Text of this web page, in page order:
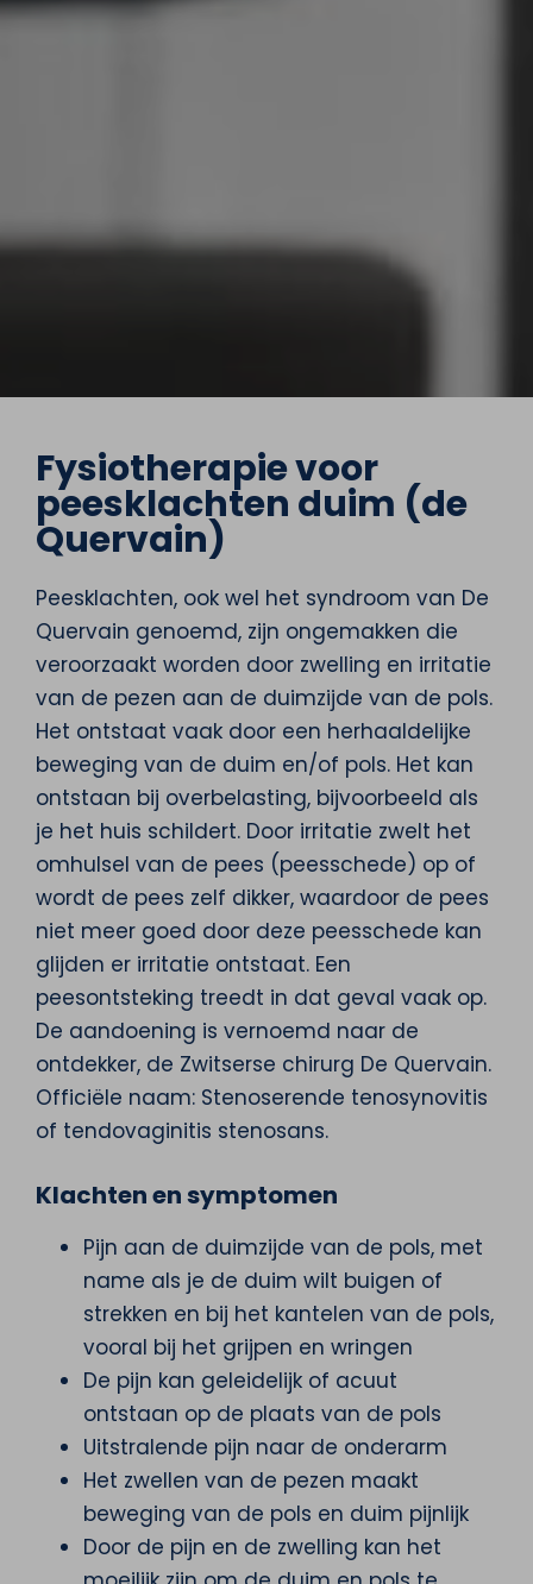
Fysiotherapie voor
peesklachten duim (de
Quervain)
Peesklachten, ook wel het syndroom van De
Quervain genoemd, zijn ongemakken die
veroorzaakt worden door zwelling en irritatie
van de pezen aan de duimzijde van de pols.
Het ontstaat vaak door een herhaaldelijke
beweging van de duim en/of pols. Het kan
ontstaan bij overbelasting, bijvoorbeeld als
je het huis schildert. Door irritatie zwelt het
omhulsel van de pees (peesschede) op of
wordt de pees zelf dikker, waardoor de pees
niet meer goed door deze peesschede kan
glijden er irritatie ontstaat. Een
peesontsteking treedt in dat geval vaak op.
De aandoening is vernoemd naar de
ontdekker, de Zwitserse chirurg De Quervain.
Officiële naam: Stenoserende tenosynovitis
of tendovaginitis stenosans.
Klachten en symptomen
Pijn aan de duimzijde van de pols, met
name als je de duim wilt buigen of
strekken en bij het kantelen van de pols,
vooral bij het grijpen en wringen
De pijn kan geleidelijk of acuut
ontstaan op de plaats van de pols
Uitstralende pijn naar de onderarm
Het zwellen van de pezen maakt
beweging van de pols en duim pijnlijk
Door de pijn en de zwelling kan het